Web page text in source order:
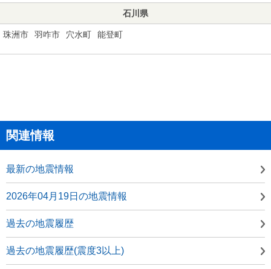
石川県
珠洲市 羽咋市 穴水町 能登町
関連情報
最新の地震情報
2026年04月19日の地震情報
過去の地震履歴
過去の地震履歴(震度3以上)